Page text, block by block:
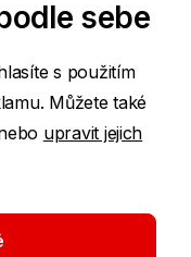
sebe
s použitím
Můžete také
upravit jejich